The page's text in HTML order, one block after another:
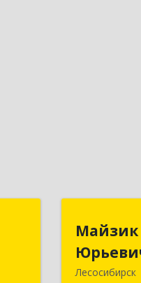
Лесосибирск